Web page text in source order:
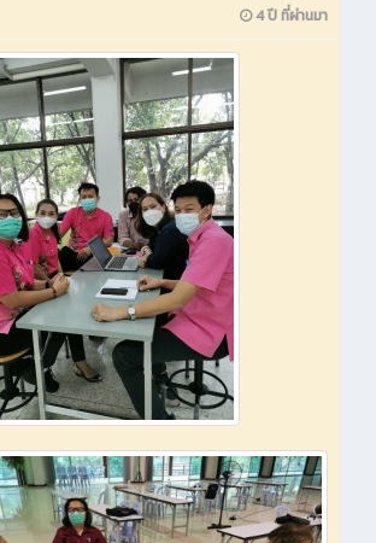
4 ปี ที่ผ่านมา